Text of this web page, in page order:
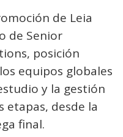
de Leia
de Senior
posición
equipos globales
y la gestión
etapas, desde la
final.